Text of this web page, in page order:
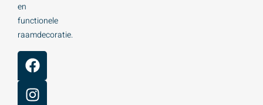
en
functionele
raamdecoratie.